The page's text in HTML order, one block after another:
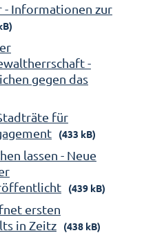
- Informationen zur
-
gegen das
für
(433 kB)
lassen - Neue
(439 kB)
ersten
in Zeitz
(438 kB)